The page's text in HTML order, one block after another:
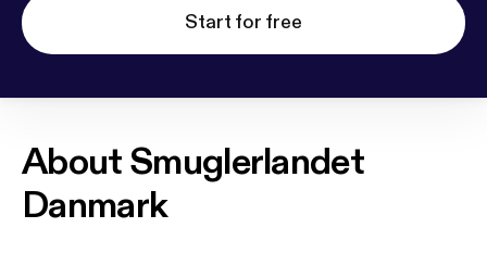
Start for free
AboutSmuglerlandet
Danmark